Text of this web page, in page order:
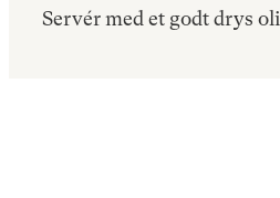
Servér med et godt drys